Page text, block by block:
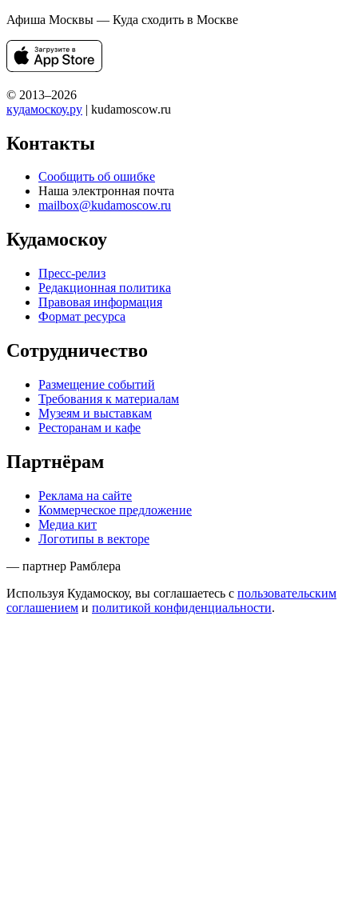
Афиша Москвы — Куда сходить в Москве
© 2013–2026
кудамоскоу.ру | kudamoscow.ru
Контакты
Сообщить об ошибке
Наша электронная почта
mailbox@kudamoscow.ru
Кудамоскоу
Пресс-релиз
Редакционная политика
Правовая информация
Формат ресурса
Сотрудничество
Размещение событий
Требования к материалам
Музеям и выставкам
Ресторанам и кафе
Партнёрам
Реклама на сайте
Коммерческое предложение
Медиа кит
Логотипы в векторе
— партнер Рамблера
Используя Кудамоскоу, вы соглашаетесь с пользовательским
соглашением и политикой конфиденциальности.